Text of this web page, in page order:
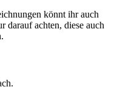
könnt ihr auch
darauf achten, diese auch